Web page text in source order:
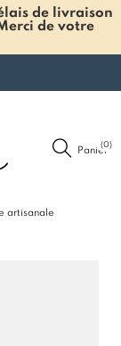
de livraison
de votre
Panier
(0)
artisanale